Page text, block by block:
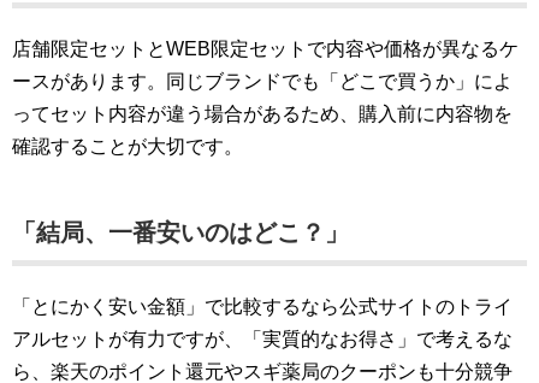
店舗限定セットとWEB限定セットで内容や価格が異なるケ
ースがあります。同じブランドでも「どこで買うか」によ
ってセット内容が違う場合があるため、購入前に内容物を
確認することが大切です。
「結局、一番安いのはどこ？」
「とにかく安い金額」で比較するなら公式サイトのトライ
アルセットが有力ですが、「実質的なお得さ」で考えるな
ら、楽天のポイント還元やスギ薬局のクーポンも十分競争